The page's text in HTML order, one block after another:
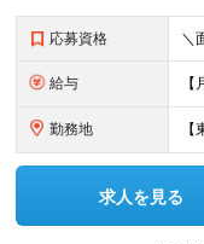
応募資格
給与
勤務地
求人を見る